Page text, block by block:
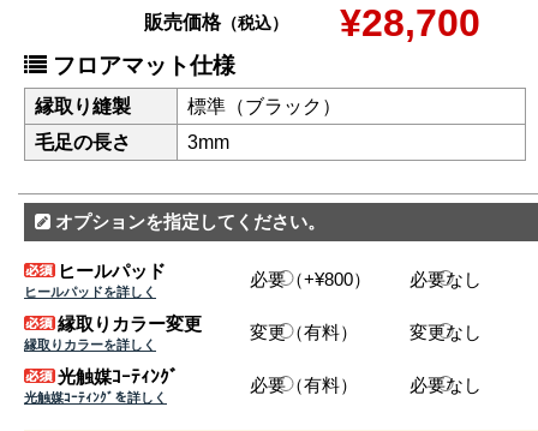
販売価格（税込） ¥28,700
フロアマット仕様
縁取り縫製
標準（ブラック）
毛足の長さ
3mm
オプションを指定してください。
ヒールパッド
ヒールパッドを詳しく
必要（+¥800） 必要なし
縁取りカラー変更
縁取りカラーを詳しく
変更（有料） 変更なし
光触媒ｺｰﾃｨﾝｸﾞ
光触媒ｺｰﾃｨﾝｸﾞを詳しく
必要（有料） 必要なし